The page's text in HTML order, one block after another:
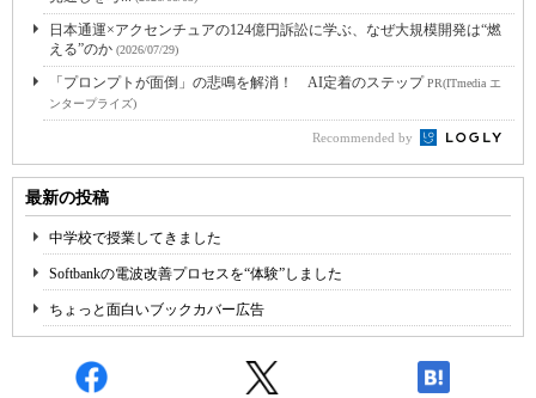
日本通運×アクセンチュアの124億円訴訟に学ぶ、なぜ大規模開発は“燃
える”のか (2026/07/29)
「プロンプトが面倒」の悲鳴を解消！ AI定着のステップPR(ITmedia エ
ンタープライズ)
Recommended by
最新の投稿
中学校で授業してきました
Softbankの電波改善プロセスを“体験”しました
ちょっと面白いブックカバー広告